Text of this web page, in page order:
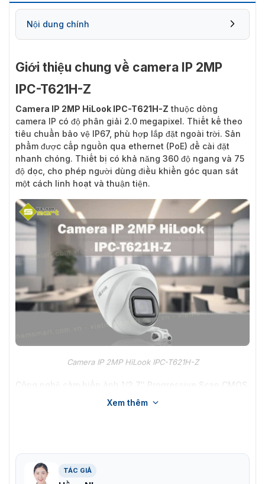
Nội dung chính
Giới thiệu chung về camera IP 2MP
IPC-T621H-Z
Camera IP 2MP HiLook IPC-T621H-Z thuộc dòng
camera IP có độ phân giải 2.0 megapixel. Thiết kế theo
tiêu chuẩn bảo vệ IP67, phù hợp lắp đặt ngoài trời. Sản
phẩm được cấp nguồn qua ethernet (PoE) để cài đặt
nhanh chóng. Thiết bị có khả năng 360 độ ngang và 75
độ dọc, cho phép người dùng điều khiển góc quan sát
một cách linh hoạt và thuận tiện.
Camera IP 2MP HiLook IPC-T621H-Z
Công nghệ cảm biến ảnh 1/2.7″ Progressive Scan CMOS
mang đến hình ảnh rõ nét. Camera IPC-T621H-Z hỗ trợ
T621H-Z
Xem thêm
TÁC GIẢ